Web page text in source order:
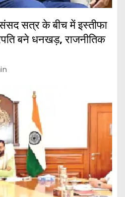
सत्र के बीच में इस्तीफा
बने धनखड़, राजनीतिक